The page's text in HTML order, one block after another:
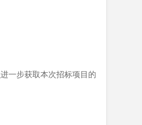
进一步获取本次招标项目的